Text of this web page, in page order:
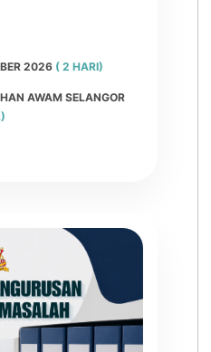
2026 ( 2 HARI)
AWAM SELANGOR